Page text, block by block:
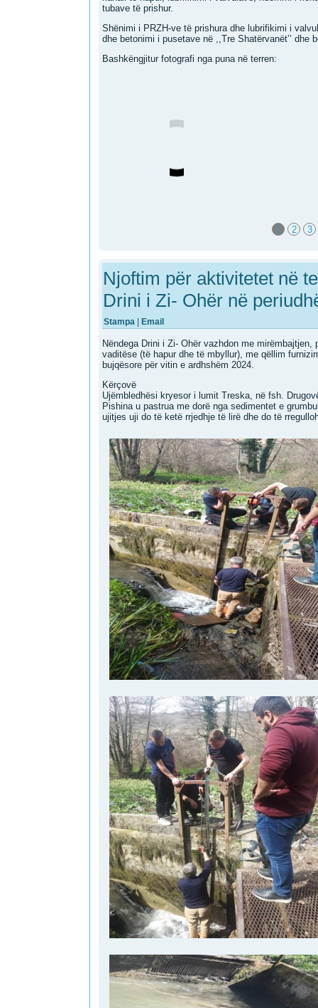
tubave të prishur.
Shënimi i PRZH-ve të prishura dhe lubrifikimi i
dhe betonimi i pusetave në ,,Tre Shatërvanët’’ dhe
Bashkëngjitur fotografi nga puna në terren:
1 2 3
Njoftim për aktivitetet në
Drini i Zi- Ohër në
Stampa | Email
Nëndega Drini i Zi- Ohër vazhdon me
vaditëse (të hapur dhe të mbyllur), me qëllim
bujqësore për vitin e ardhshëm 2024.
Kërçovë
Ujëmbledhësi kryesor i lumit Treska, në fsh.
Pishina u pastrua me dorë nga sedimentet e
ujitjes uji do të ketë rrjedhje të lirë dhe do të